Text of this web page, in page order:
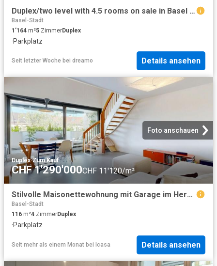
Duplex/two level with 4.5 rooms on sale in Basel 116 m² | dreamo. Ch
Basel-Stadt
1’164 m²5 ZimmerDuplex
·Parkplatz
Seit letzter Woche bei dreamo Details ansehen
Foto anschauen
Duplex·Zum Kauf
CHF 1'290'000CHF 11'120/m²
Stilvolle Maisonettewohnung mit Garage im Herzen von Kleinbasel
Basel-Stadt
116 m²4 ZimmerDuplex
·Parkplatz
Seit mehr als einem Monat bei Icasa Details ansehen